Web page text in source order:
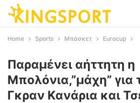
Home Sports Μπάσκετ Eurocup
Παραμένει αήττητη η
Μπολόνια,”μάχη” για
Γκραν Κανάρια και